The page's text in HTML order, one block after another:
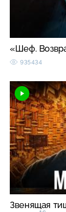
«Шеф.
935434
Звенящая